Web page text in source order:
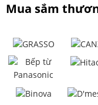
Mua sắm